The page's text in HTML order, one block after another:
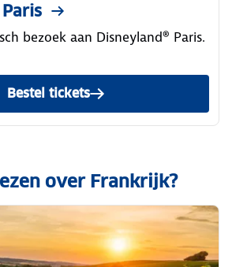
bezoek aan Disneyland® Paris.
Bestel tickets
over Frankrijk?